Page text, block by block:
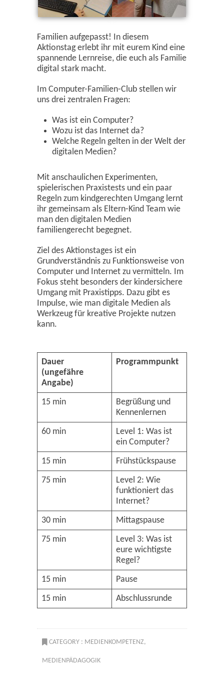
Familien aufgepasst! In diesem
Aktionstag erlebt ihr mit eurem Kind eine
spannende Lernreise, die euch als Familie
digital stark macht.
Im Computer-Familien-Club stellen wir
uns drei zentralen Fragen:
Was ist ein Computer?
Wozu ist das Internet da?
Welche Regeln gelten in der Welt der
digitalen Medien?
Mit anschaulichen Experimenten,
spielerischen Praxistests und ein paar
Regeln zum kindgerechten Umgang lernt
ihr gemeinsam als Eltern-Kind Team wie
man den digitalen Medien
familiengerecht begegnet.
Ziel des Aktionstages ist ein
Grundverständnis zu Funktionsweise von
Computer und Internet zu vermitteln. Im
Fokus steht besonders der kindersichere
Umgang mit Praxistipps. Dazu gibt es
Impulse, wie man digitale Medien als
Werkzeug für kreative Projekte nutzen
kann.
Dauer
(ungefähre
Angabe)
Programmpunkt
15 min
Begrüßung und
Kennenlernen
60 min
Level 1: Was ist
ein Computer?
15 min
Frühstückspause
75 min
Level 2: Wie
funktioniert das
Internet?
30 min
Mittagspause
75 min
Level 3: Was ist
eure wichtigste
Regel?
15 min
Pause
15 min
Abschlussrunde
CATEGORY : MEDIENKOMPETENZ,
MEDIENPÄDAGOGIK